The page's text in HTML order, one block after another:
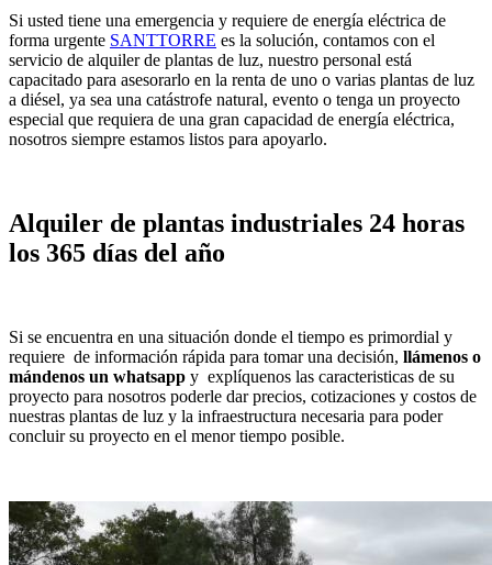
Si usted tiene una emergencia y requiere de energía eléctrica de
forma urgente SANTTORRE es la solución, contamos con el
servicio de alquiler de plantas de luz, nuestro personal está
capacitado para asesorarlo en la renta de uno o varias plantas de luz
a diésel, ya sea una catástrofe natural, evento o tenga un proyecto
especial que requiera de una gran capacidad de energía eléctrica,
nosotros siempre estamos listos para apoyarlo.
Alquiler de plantas industriales 24 horas
los 365 días del año
Si se encuentra en una situación donde el tiempo es primordial y
requiere de información rápida para tomar una decisión, llámenos o
mándenos un whatsapp y explíquenos las caracteristicas de su
proyecto para nosotros poderle dar precios, cotizaciones y costos de
nuestras plantas de luz y la infraestructura necesaria para poder
concluir su proyecto en el menor tiempo posible.